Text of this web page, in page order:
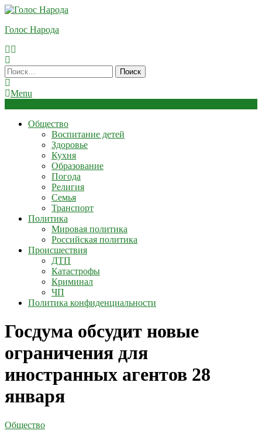
Skip
Content
Голос Народа
Найти:
Menu
Общество
Воспитание детей
Здоровье
Кухня
Образование
Погода
Религия
Семья
Транспорт
Политика
Мировая политика
Российская политика
Происшествия
ДТП
Катастрофы
Криминал
ЧП
Политика конфиденциальности
Госдума обсудит новые
ограничения для
иностранных агентов 28
января
Общество